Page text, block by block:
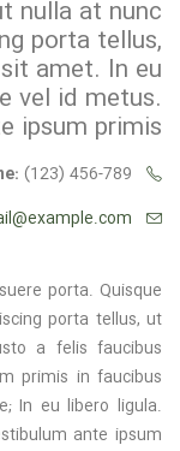
nulla at nunc
porta tellus,
amet. In eu
vel id metus.
ipsum primis.
(123) 456-789
porta. Quisque
porta tellus, ut
a felis faucibus
primis in faucibus
In eu libero ligula.
ante ipsum